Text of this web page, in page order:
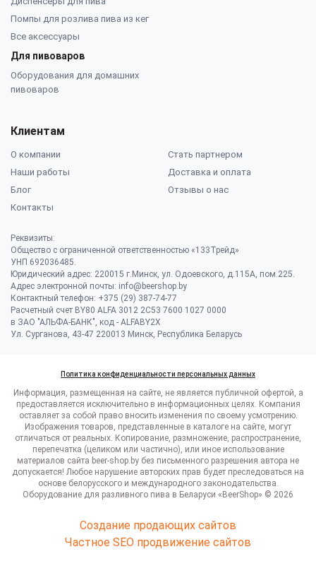
Помпы для розлива пива из кег
Все аксессуары
Для пивоваров
Оборудования для домашних
пивоваров
Клиентам
О компании
Стать партнером
Наши работы
Доставка и оплата
Блог
Отзывы о нас
Контакты
Реквизиты:
Общество с ограниченной ответственностью «133Трейд»
УНП 692036485​.
Юридический адрес: 220015 г.Минск, ул. Одоевского, д.115А, пом.225.
Адрес электронной почты: info@beershop.by
Контактный телефон: +375 (29) 387-74-77
Расчетный счет BY80 ALFA 3012 2C53 7600 1027 0000
в ЗАО "АЛЬФА-БАНК", код - ALFABY2X
Ул. Сурганова, 43-47 220013 Минск, Республика Беларусь
Политика конфиденциальности персональных данных
Информация, размещенная на сайте, не является публичной офертой, а
предоставляется исключительно в информационных целях. Компания
оставляет за собой право вносить изменения по своему усмотрению.
Изображения товаров, представленные в каталоге на сайте, могут
отличаться от реальных. Копирование, размножение, распространение,
перепечатка (целиком или частично), или иное использование
материалов сайта beer-shop.by без письменного разрешения автора не
допускается! Любое нарушение авторских прав будет преследоваться на
основе белорусского и международного законодательства.
Оборудование для разливного пива в Беларуси «BeerShop» © 2026
Создание продающих сайтов
Частное SEO продвижение сайтов